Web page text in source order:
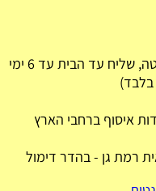
קניה מקוונת בצורה מהירה ופשוטה, שליח עד הבית עד 6 ימי
איסוף ברחבי הארץ
רמת גן - בהדר דימול